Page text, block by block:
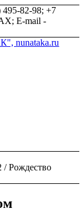
82-98; +7
E-mail -
/ Рождество